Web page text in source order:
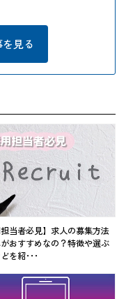
見る
担当者必見】求人の募集方法
おすすめなの？特徴や選ぶ
を紹･･･